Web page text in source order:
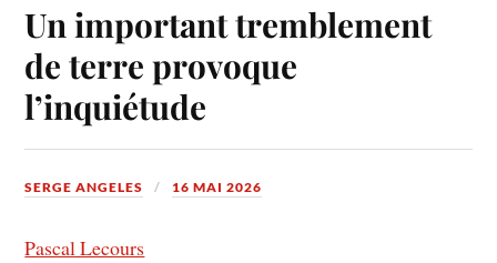
Un important tremblement
de terre provoque
l’inquiétude
SERGE ANGELES 16 MAI 2026
Pascal Lecours